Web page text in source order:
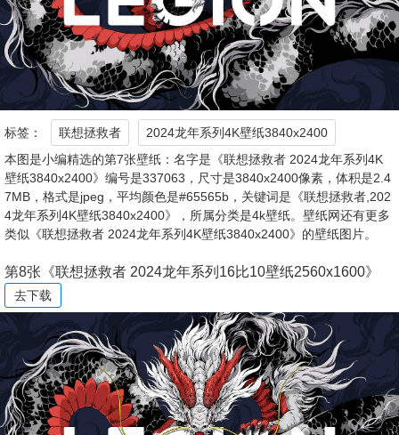
标签： 联想拯救者
2024龙年系列4K壁纸3840x2400
本图是小编精选的第7张壁纸：名字是《联想拯救者 2024龙年系列4K
壁纸3840x2400》编号是337063，尺寸是3840x2400像素，体积是2.4
7MB，格式是jpeg，平均颜色是#65565b，关键词是《联想拯救者,202
4龙年系列4K壁纸3840x2400》，所属分类是4k壁纸。壁纸网还有更多
类似《联想拯救者 2024龙年系列4K壁纸3840x2400》的壁纸图片。
第8张《联想拯救者 2024龙年系列16比10壁纸2560x1600》
去下载